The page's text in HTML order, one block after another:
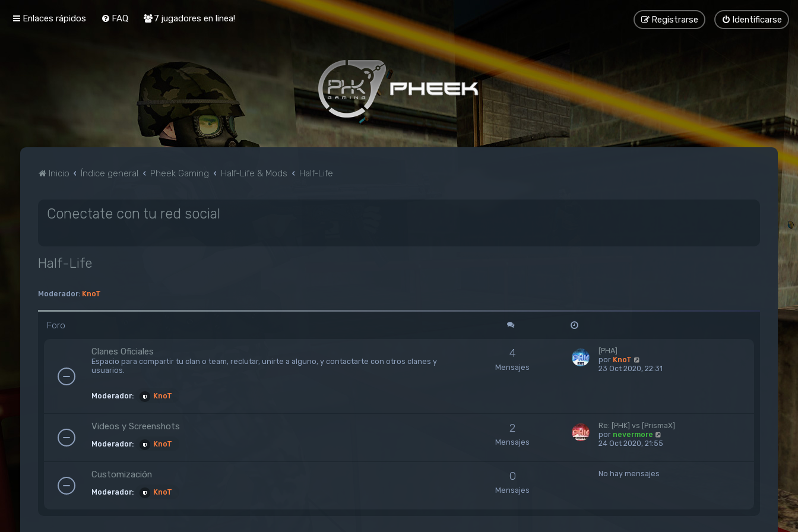
Enlaces rápidos FAQ 7 jugadores en linea! Identificarse
Registrarse
Inicio Índice general Pheek Gaming Half-Life & Mods Half-Life
Conectate con tu red social
Half-Life
Moderador: KnoT
Foro
Clanes Oficiales
Espacio para compartir tu clan o team, reclutar, unirte a alguno, y contactarte con otros clanes y
usuarios.
Moderador: KnoT
4
Mensajes
[PHA]
por KnoT
e
m
o
m
e
a
23 Oct 2020, 22:31
Videos y Screenshots
Moderador: KnoT
2
Mensajes
Re: [PHK] vs [PrismaX]
por nevermore
e
24 Oct 2020, 21:55
Customización
Moderador: KnoT
0
Mensajes
No hay mensajes